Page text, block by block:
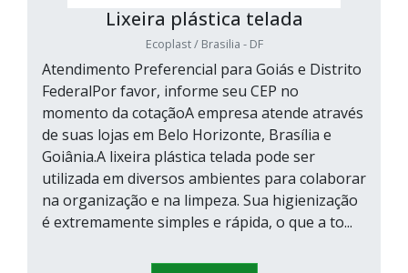
Lixeira plástica telada
Ecoplast / Brasilia - DF
Atendimento Preferencial para Goiás e Distrito
FederalPor favor, informe seu CEP no
momento da cotaçãoA empresa atende através
de suas lojas em Belo Horizonte, Brasília e
Goiânia.A lixeira plástica telada pode ser
utilizada em diversos ambientes para colaborar
na organização e na limpeza. Sua higienização
é extremamente simples e rápida, o que a to...